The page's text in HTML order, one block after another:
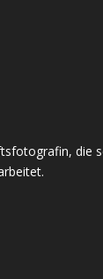
die